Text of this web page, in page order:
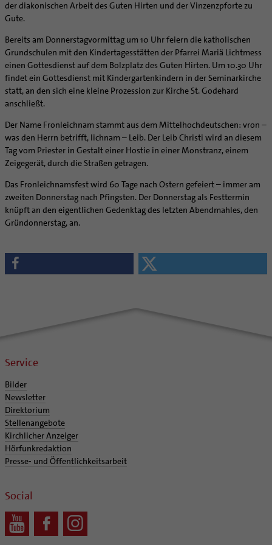
Polizei- und Feuerwehr
Schule
Gefängnisseelsorge
Supervision
Coaching
Aufbrüche in der Kirche
Ehrenamtliche
KirchenZeitung online
Verwaltungsbeauftragte / Verwaltungsleitungen in
Pfarrgemeinden
der diakonischen Arbeit des Guten Hirten und der Vinzenzpforte zu
Gute.
Bereits am Donnerstagvormittag um 10 Uhr feiern die katholischen
Grundschulen mit den Kindertagesstätten der Pfarrei Mariä Lichtmess
einen Gottesdienst auf dem Bolzplatz des Guten Hirten. Um 10.30 Uhr
findet ein Gottesdienst mit Kindergartenkindern in der Seminarkirche
statt, an den sich eine kleine Prozession zur Kirche St. Godehard
anschließt.
Der Name Fronleichnam stammt aus dem Mittelhochdeutschen: vron –
was den Herrn betrifft, lichnam – Leib. Der Leib Christi wird an diesem
Tag vom Priester in Gestalt einer Hostie in einer Monstranz, einem
Zeigegerät, durch die Straßen getragen.
Das Fronleichnamsfest wird 60 Tage nach Ostern gefeiert – immer am
zweiten Donnerstag nach Pfingsten. Der Donnerstag als Festtermin
knüpft an den eigentlichen Gedenktag des letzten Abendmahles, den
Gründonnerstag, an.
Service
Bilder
Newsletter
Direktorium
Stellenangebote
Kirchlicher Anzeiger
Hörfunkredaktion
Presse- und Öffentlichkeitsarbeit
Social